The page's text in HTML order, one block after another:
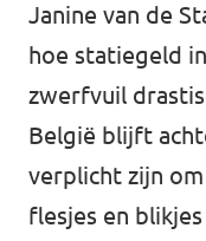
Janine van de
hoe statiegeld
zwerfvuil
België blijft
verplicht zijn
flesjes en